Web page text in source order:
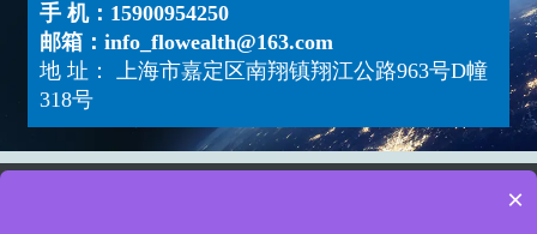
手 机：15900954250
邮箱：info_flowealth@163.com
地 址： 上海市嘉定区南翔镇翔江公路963号D幢
318号
×